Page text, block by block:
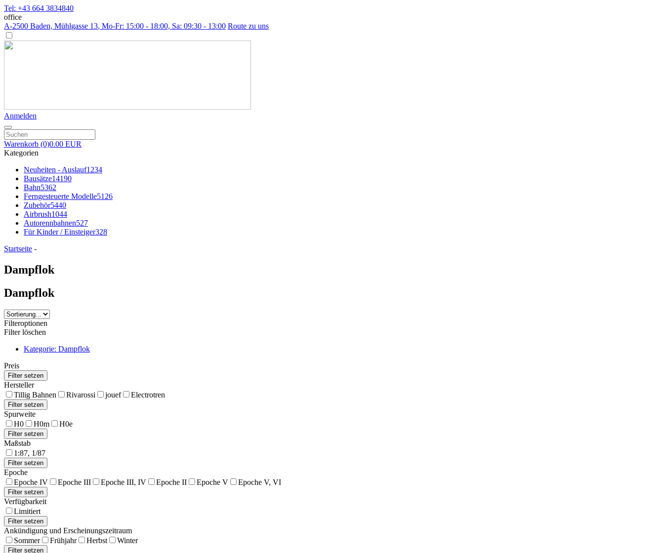
Tel: +43 664 3834840
office
A-2500 Baden, Mühlgasse 13, Mo-Fr: 15:00 - 18:00, Sa: 09:30 - 13:00 Route zu uns
Anmelden
Warenkorb (0)0.00 EUR
Kategorien
Neuheiten - Auslauf1234
Bausätze14190
Bahn5362
Ferngesteuerte Modelle5126
Zubehör5440
Airbrush1044
Autorennbahnen527
Für Kinder / Einsteiger328
Startseite -
Dampflok
Dampflok
Filteroptionen
Filter löschen
Kategorie: Dampflok
Preis
Hersteller
Tillig Bahnen
Rivarossi jouef Electrotren
Spurweite
H0
H0m H0e
Maßstab
1:87, 1/87
Epoche
Epoche IV
Epoche III Epoche III, IV Epoche II Epoche V Epoche V, VI
Verfügbarkeit
Limitiert
Ankündigung und Erscheinungszeitraum
Sommer
Frühjahr Herbst Winter